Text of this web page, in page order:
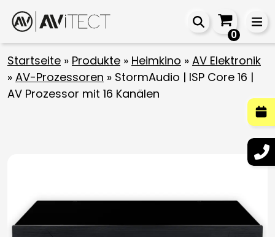
0
Startseite » Produkte » Heimkino » AV Elektronik
» AV-Prozessoren » StormAudio | ISP Core 16 |
AV Prozessor mit 16 Kanälen